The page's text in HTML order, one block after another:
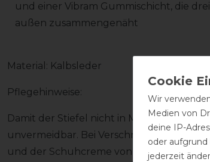
und einer Vibram Gummischicht, die
außen zusammengenäht
Material: Kalbsleder
Pflegehinweise:
Damit der Stiefel nicht in Mitleidenschaft
unvermeidbar. Bei Verschmutzung den
und der Schuhcreme von DeNiro
Wir
Medien von
deine IP-
oder
jederzeit